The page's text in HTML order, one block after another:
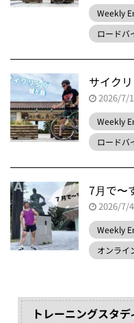
Weekly
ロードバ
サイク
2026/7/
Weekly
ロードバ
7月で〜
2026/7/4
Weekly
オンライ
トレーニングスタデ